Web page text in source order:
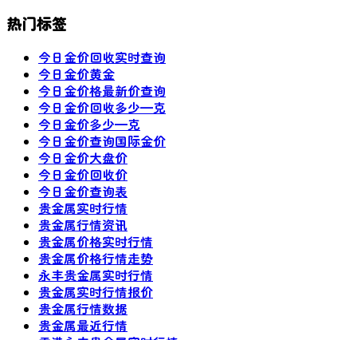
热门标签
今日金价回收实时查询
今日金价黄金
今日金价格最新价查询
今日金价回收多少—克
今日金价多少—克
今日金价查询国际金价
今日金价大盘价
今日金价回收价
今日金价查询表
贵金属实时行情
贵金属行情资讯
贵金属价格实时行情
贵金属价格行情走势
永丰贵金属实时行情
贵金属实时行情报价
贵金属行情数据
贵金属最近行情